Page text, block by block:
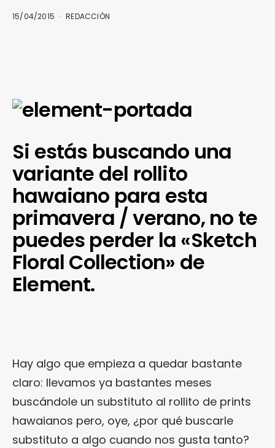
15/04/2015 REDACCIÓN
Si estás buscando una
variante del rollito
hawaiano para esta
primavera / verano, no te
puedes perder la «Sketch
Floral Collection» de
Element.
Hay algo que empieza a quedar bastante
claro: llevamos ya bastantes meses
buscándole un substituto al rollito de prints
hawaianos pero, oye, ¿por qué buscarle
substituto a algo cuando nos gusta tanto?